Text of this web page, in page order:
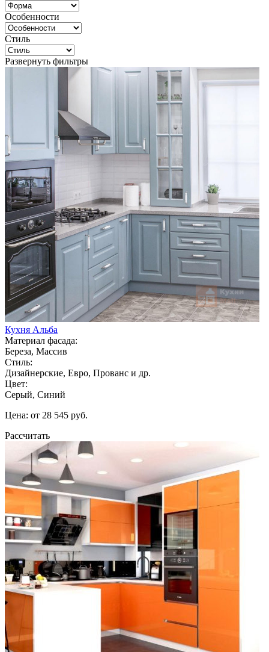
Особенности
Стиль
Развернуть фильтры
Кухня Альба
Материал фасада:
Береза, Массив
Стиль:
Дизайнерские, Евро, Прованс и др.
Цвет:
Серый, Синий
Цена: от 28 545 руб.
Рассчитать